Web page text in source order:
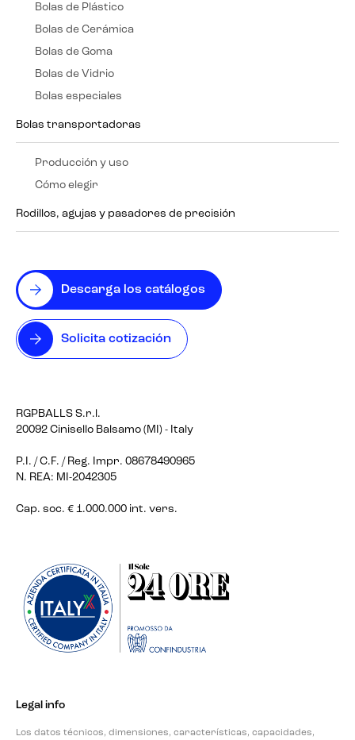
Descarga los catálogos
Solicita cotización
RGPBALLS S.r.l.
20092 Cinisello Balsamo (MI) - Italy
P.I. / C.F. / Reg. Impr. 08678490965
N. REA: MI-2042305
Cap. soc. € 1.000.000 int. vers.
Bolas de Plástico
Bolas de Cerámica
Bolas de Goma
Bolas de Vidrio
Bolas especiales
Bolas transportadoras
Producción y uso
Cómo elegir
Rodillos, agujas y pasadores de precisión
Legal info
Los datos técnicos, dimensiones, características, capacidades,